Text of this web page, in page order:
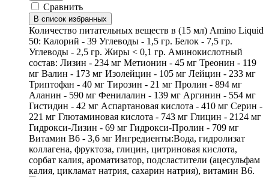
Сравнить
В список избранных
Количество питательных веществ в (15 мл) Amino Liquid
50: Калорий - 39 Углеводы - 1,5 гр. Белок - 7,5 гр.
Углеводы - 2,5 гр. Жиры < 0,1 гр. Аминокислотный
состав: Лизин - 234 мг Метионин - 45 мг Треонин - 119
мг Валин - 173 мг Изолейцин - 105 мг Лейцин - 233 мг
Триптофан - 40 мг Тирозин - 21 мг Пролин - 894 мг
Аланин - 590 мг Фенилалин - 139 мг Аргинин - 554 мг
Гистидин - 42 мг Аспартановая кислота - 410 мг Серин -
221 мг Глютаминовая кислота - 743 мг Глицин - 2124 мг
Гидрокси-Лизин - 69 мг Гидрокси-Пролин - 709 мг
Витамин В6 - 3,6 мг Ингредиенты:Вода, гидролизат
коллагена, фруктоза, глицин, цитриновая кислота,
сорбат калия, ароматизатор, подсластители (ацесульфам
калия, цикламат натрия, сахарин натрия), витамин В6.